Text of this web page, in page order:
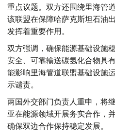
重点议题。双方还围绕里海管
该联盟在保障哈萨克斯坦石油
发挥着重要作用。
双方强调，确保能源基础设施
安全、可靠输送碳氢化合物具
能影响里海管道联盟基础设施
示谴责。
两国外交部门负责人重申，将
亚在能源领域开展务实合作，
确保双边合作保持稳定发展。